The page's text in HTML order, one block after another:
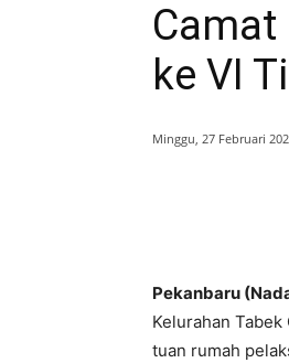
Camat
ke VI
Minggu, 27 Februari
Pekanbaru
Kelurahan Tabek
tuan rumah